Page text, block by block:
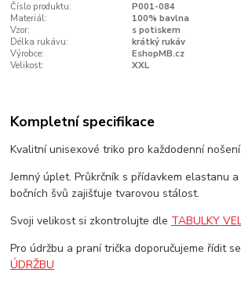
Číslo produktu:
P001-084
Materiál:
100% bavlna
Vzor:
s potiskem
Délka rukávu:
krátký rukáv
Výrobce:
EshopMB.cz
Velikost:
XXL
Kompletní specifikace
Kvalitní unisexové triko pro každodenní nošení.
Jemný úplet. Průkrčník s přídavkem elastanu
bočních švů zajišťuje tvarovou stálost.
Svoji velikost si zkontrolujte dle TABULKY
Pro údržbu a praní trička doporučujeme řídit
ÚDRŽBU